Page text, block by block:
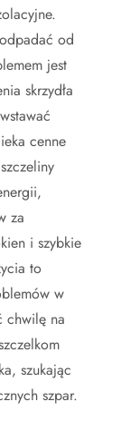
od
jest
skrzydła
cenne
za
i szybkie
to
w
chwilę na
szukając
szpar.